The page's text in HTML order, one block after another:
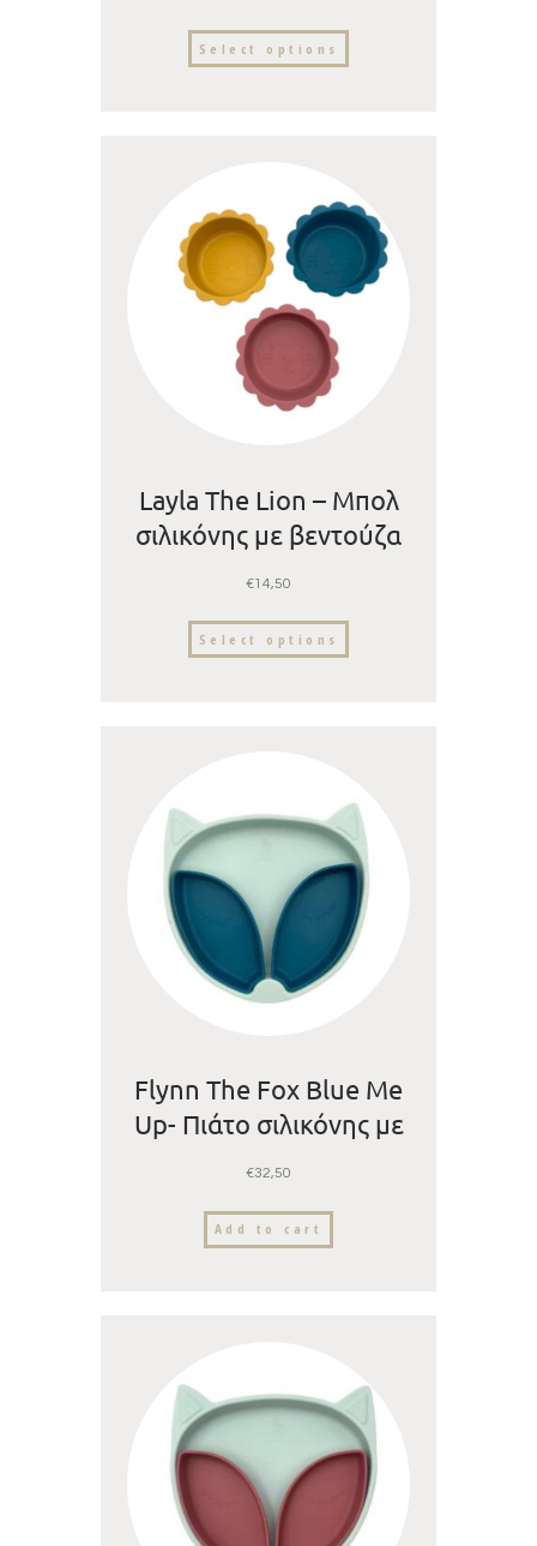
Select options
Layla The Lion – Μπολ
σιλικόνης με βεντούζα
€14,50
Select options
Flynn The Fox Blue Me
Up- Πιάτο σιλικόνης με
χωρίσματα
€32,50
Add to cart